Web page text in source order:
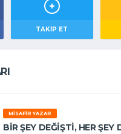
TAKIP ET
MISAFIR YAZAR
BIR ŞEY DEĞIŞTI, HER ŞEY